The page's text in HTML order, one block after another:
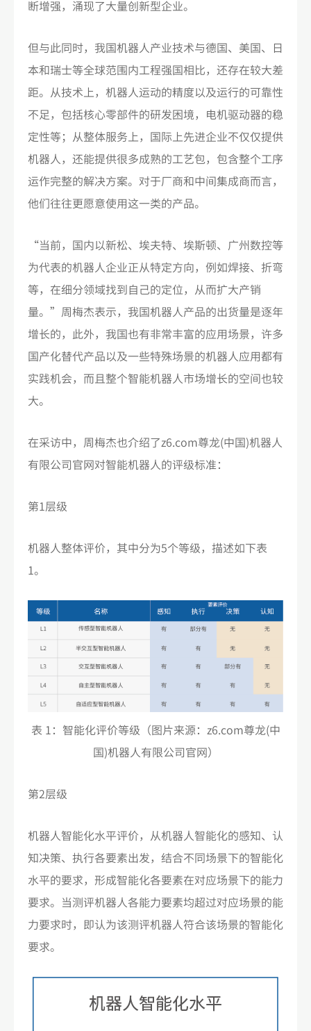
断增强，涌现了大量创新型企业。
但与此同时，我国机器人产业技术与德国、美国、日
本和瑞士等全球范围内工程强国相比，还存在较大差
距。从技术上，机器人运动的精度以及运行的可靠性
不足，包括核心零部件的研发困境，电机驱动器的稳
定性等；从整体服务上，国际上先进企业不仅仅提供
机器人，还能提供很多成熟的工艺包，包含整个工序
运作完整的解决方案。对于厂商和中间集成商而言，
他们往往更愿意使用这一类的产品。
“当前，国内以新松、埃夫特、埃斯顿、广州数控等
为代表的机器人企业正从特定方向，例如焊接、折弯
等，在细分领域找到自己的定位，从而扩大产销
量。”周梅杰表示，我国机器人产品的出货量是逐年
增长的，此外，我国也有非常丰富的应用场景，许多
国产化替代产品以及一些特殊场景的机器人应用都有
实践机会，而且整个智能机器人市场增长的空间也较
大。
在采访中，周梅杰也介绍了z6.com尊龙(中国)机器人
有限公司官网对智能机器人的评级标准：
第1层级
机器人整体评价，其中分为5个等级，描述如下表
1。
表 1：智能化评价等级（图片来源：z6.com尊龙(中
国)机器人有限公司官网）
第2层级
机器人智能化水平评价，从机器人智能化的感知、认
知决策、执行各要素出发，结合不同场景下的智能化
水平的要求，形成智能化各要素在对应场景下的能力
要求。当测评机器人各能力要素均超过对应场景的能
力要求时，即认为该测评机器人符合该场景的智能化
要求。